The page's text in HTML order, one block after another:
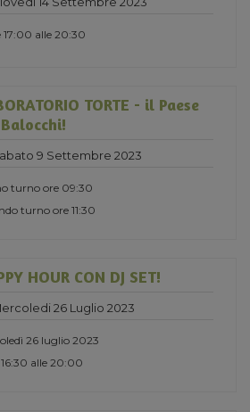
17:00 alle 20:30
TORTE - il Paese
9 Settembre 2023
turno ore 09:30
turno ore 11:30
HOUR CON DJ SET!
26 Luglio 2023
26 luglio 2023
alle 20:00